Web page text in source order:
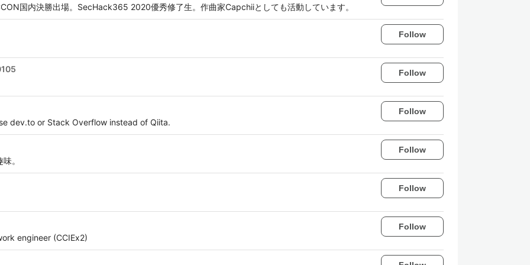
国内決勝出場。SecHack365 2020優秀修了生。作曲家Capchiiとしても活動しています。
Follow
Follow
dev.to or Stack Overflow instead of Qiita.
Follow
。
Follow
Follow
engineer (CCIEx2)
Follow